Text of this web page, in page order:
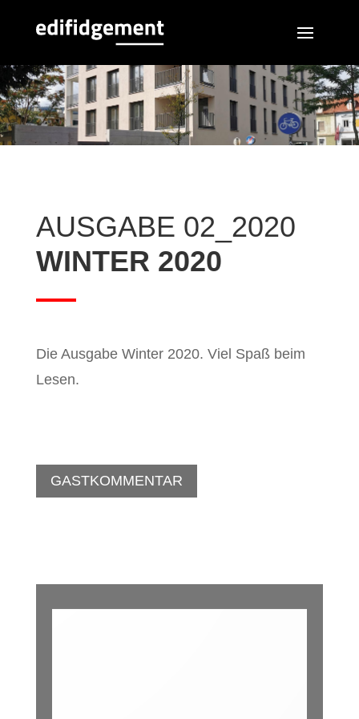
AUSGABE 02_2020
WINTER 2020
Die Ausgabe Winter 2020. Viel Spaß beim
Lesen.
GASTKOMMENTAR